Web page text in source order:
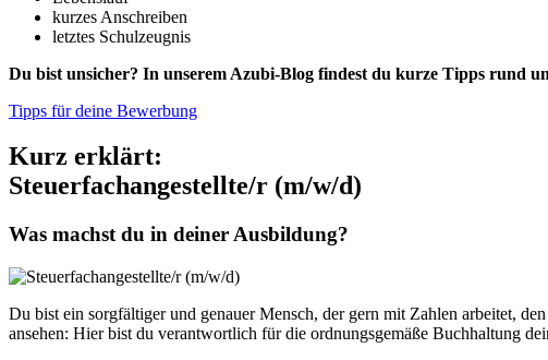
kurzes Anschreiben
letztes Schulzeugnis
Du bist unsicher? In unserem Azubi-Blog findest du kurze Tipps rund
Tipps für deine Bewerbung
Kurz erklärt:
Steuerfachangestellte/r (m/w/d)
Was machst du in deiner Ausbildung?
Du bist ein sorgfältiger und genauer Mensch, der gern mit Zahlen arbeitet,
ansehen: Hier bist du verantwortlich für die ordnungsgemäße Buchhaltung